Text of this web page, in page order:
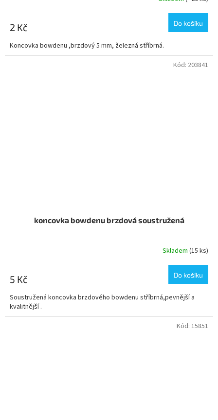
2 Kč Do košíku
Koncovka bowdenu ,brzdový 5 mm, železná stříbrná.
koncovka bowdenu brzdová soustružená
Skladem (15 ks)
5 Kč Do košíku
Soustružená koncovka brzdového bowdenu stříbrná,pevnější a
kvalitnější .
Kód: 203841
Kód: 15851